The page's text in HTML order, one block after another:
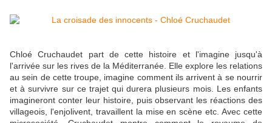
Chloé Cruchaudet part de cette histoire et l'imagine jusqu'à
l'arrivée sur les rives de la Méditerranée. Elle explore les relations
au sein de cette troupe, imagine comment ils arrivent à se nourrir
et à survivre sur ce trajet qui durera plusieurs mois. Les enfants
imagineront conter leur histoire, puis observant les réactions des
villageois, l'enjolivent, travaillent la mise en scène etc. Avec cette